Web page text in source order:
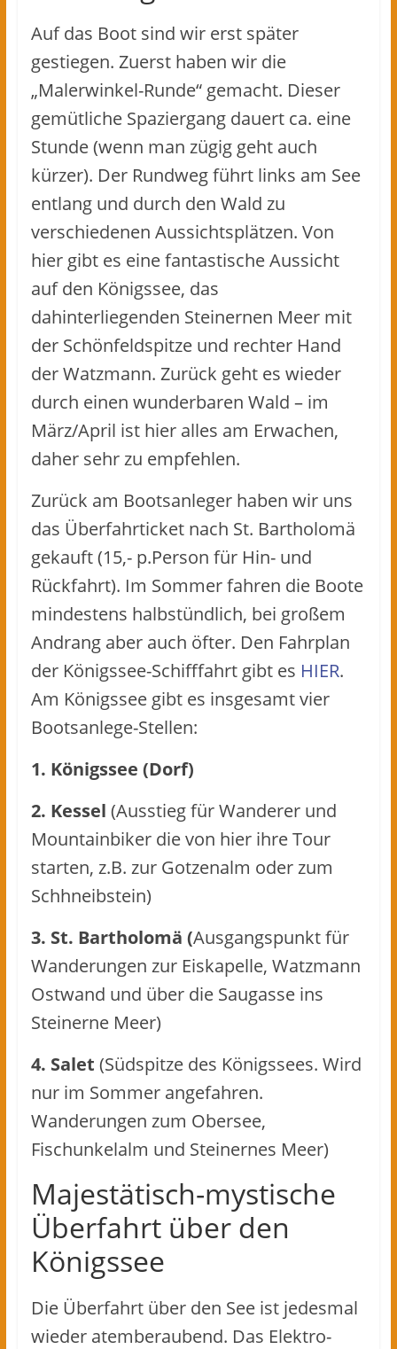
Auf das Boot sind wir erst später
gestiegen. Zuerst haben wir die
„Malerwinkel-Runde“ gemacht. Dieser
gemütliche Spaziergang dauert ca. eine
Stunde (wenn man zügig geht auch
kürzer). Der Rundweg führt links am See
entlang und durch den Wald zu
verschiedenen Aussichtsplätzen. Von
hier gibt es eine fantastische Aussicht
auf den Königssee, das
dahinterliegenden Steinernen Meer mit
der Schönfeldspitze und rechter Hand
der Watzmann. Zurück geht es wieder
durch einen wunderbaren Wald – im
März/April ist hier alles am Erwachen,
daher sehr zu empfehlen.
Zurück am Bootsanleger haben wir uns
das Überfahrticket nach St. Bartholomä
gekauft (15,- p.Person für Hin- und
Rückfahrt). Im Sommer fahren die Boote
mindestens halbstündlich, bei großem
Andrang aber auch öfter. Den Fahrplan
der Königssee-Schifffahrt gibt es HIER.
Am Königssee gibt es insgesamt vier
Bootsanlege-Stellen:
1. Königssee (Dorf)
2. Kessel (Ausstieg für Wanderer und
Mountainbiker die von hier ihre Tour
starten, z.B. zur Gotzenalm oder zum
Schhneibstein)
3. St. Bartholomä (Ausgangspunkt für
Wanderungen zur Eiskapelle, Watzmann
Ostwand und über die Saugasse ins
Steinerne Meer)
4. Salet (Südspitze des Königssees. Wird
nur im Sommer angefahren.
Wanderungen zum Obersee,
Fischunkelalm und Steinernes Meer)
Majestätisch-mystische
Überfahrt über den
Königssee
Die Überfahrt über den See ist jedesmal
wieder atemberaubend. Das Elektro-